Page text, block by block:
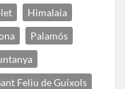
Himalaia
Palamós
Feliu de Guíxols